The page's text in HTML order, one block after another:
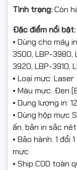
Tình trạng:Còn
Đặc điểm nổi bật:
• Dùng cho máy
3500, LBP-3980,
3920, LBP-3910,
• Loại mực: Laser
• Màu mực: Đen
• Dung lượng in:
• Dùng hộp mực
ấn, bản in sắc
• Bảo hành: 1
mực
• Ship COD toàn